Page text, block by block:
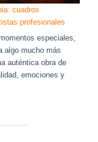
cuadros
profesionales
especiales,
algo mucho más
auténtica obra de
emociones y